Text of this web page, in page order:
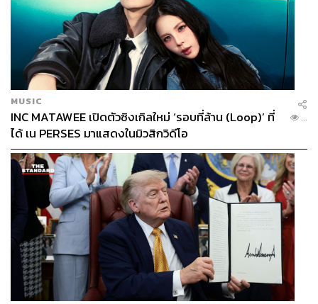
MUSIC
INC MATAWEE เปิดตัวซิงเกิลใหม่ ‘รอบที่ล้าน (Loop)’ ที่
ได้ เน PERSES มาแสดงในมิวสิกวิดีโอ
...